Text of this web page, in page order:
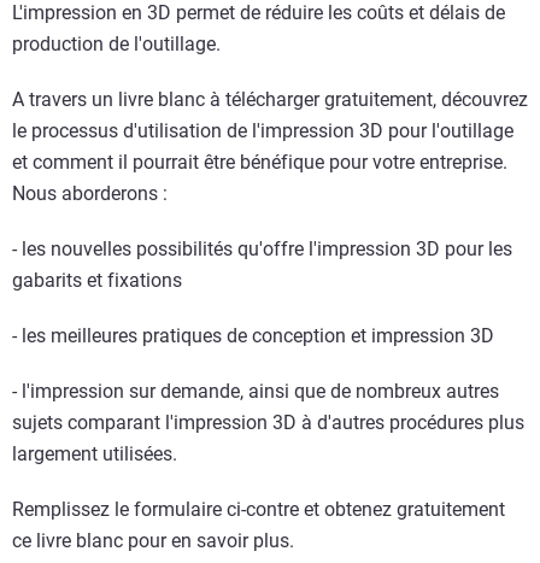
L'impression en 3D permet de réduire les coûts et délais de
production de l'outillage.
A travers un livre blanc à télécharger gratuitement, découvrez
le processus d'utilisation de l'impression 3D pour l'outillage
et comment il pourrait être bénéfique pour votre entreprise.
Nous aborderons :
- les nouvelles possibilités qu'offre l'impression 3D pour les
gabarits et fixations
- les meilleures pratiques de conception et impression 3D
- l'impression sur demande, ainsi que de nombreux autres
sujets comparant l'impression 3D à d'autres procédures plus
largement utilisées.
Remplissez le formulaire ci-contre et obtenez gratuitement
ce livre blanc pour en savoir plus.